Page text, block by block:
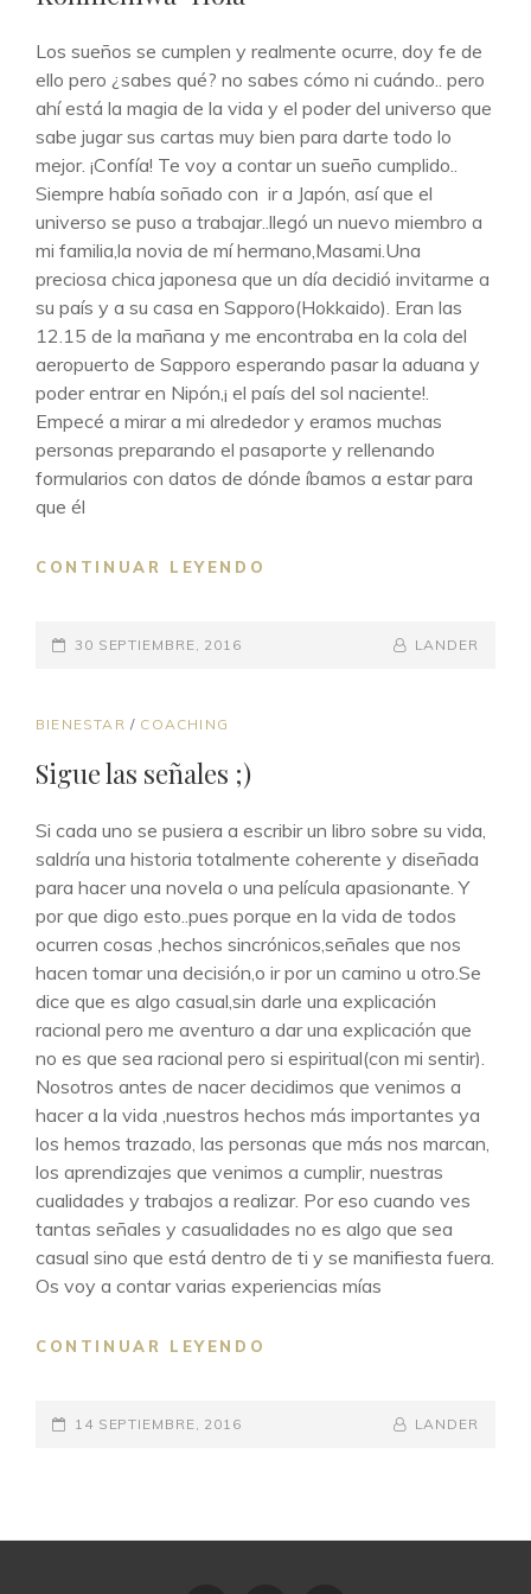
Los sueños se cumplen y realmente ocurre, doy fe de
ello pero ¿sabes qué? no sabes cómo ni cuándo.. pero
ahí está la magia de la vida y el poder del universo que
sabe jugar sus cartas muy bien para darte todo lo
mejor. ¡Confía! Te voy a contar un sueño cumplido..
Siempre había soñado con ir a Japón, así que el
universo se puso a trabajar..llegó un nuevo miembro a
mi familia,la novia de mí hermano,Masami.Una
preciosa chica japonesa que un día decidió invitarme a
su país y a su casa en Sapporo(Hokkaido). Eran las
12.15 de la mañana y me encontraba en la cola del
aeropuerto de Sapporo esperando pasar la aduana y
poder entrar en Nipón,¡ el país del sol naciente!.
Empecé a mirar a mi alrededor y eramos muchas
personas preparando el pasaporte y rellenando
formularios con datos de dónde íbamos a estar para
que él
CONTINUAR LEYENDO
PUBLICADO
30 SEPTIEMBRE, 2016
BY
BYLINE
LANDER
ENLACES
CATEGORÍAS
BIENESTAR / COACHING
Sigue las señales ;)
Si cada uno se pusiera a escribir un libro sobre su vida,
saldría una historia totalmente coherente y diseñada
para hacer una novela o una película apasionante. Y
por que digo esto..pues porque en la vida de todos
ocurren cosas ,hechos sincrónicos,señales que nos
hacen tomar una decisión,o ir por un camino u otro.Se
dice que es algo casual,sin darle una explicación
racional pero me aventuro a dar una explicación que
no es que sea racional pero si espiritual(con mi sentir).
Nosotros antes de nacer decidimos que venimos a
hacer a la vida ,nuestros hechos más importantes ya
los hemos trazado, las personas que más nos marcan,
los aprendizajes que venimos a cumplir, nuestras
cualidades y trabajos a realizar. Por eso cuando ves
tantas señales y casualidades no es algo que sea
casual sino que está dentro de ti y se manifiesta fuera.
Os voy a contar varias experiencias mías
CONTINUAR LEYENDO
PUBLICADO
14 SEPTIEMBRE, 2016
BY
BYLINE
LANDER